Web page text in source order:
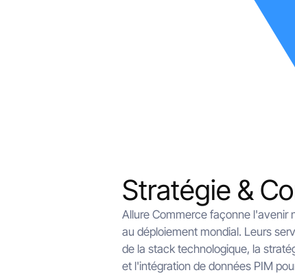
Stratégie &
Allure Commerce façonne l'avenir
au déploiement mondial. Leurs
de la stack technologique, la
et l'intégration de données PIM